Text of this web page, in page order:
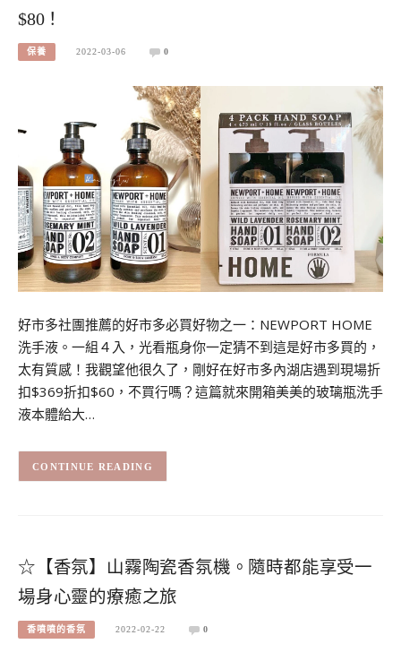
$80！
保養 2022-03-06 0
好市多社團推薦的好市多必買好物之一：NEWPORT HOME
洗手液。一組４入，光看瓶身你一定猜不到這是好市多買的，
太有質感！我觀望他很久了，剛好在好市多內湖店遇到現場折
扣$369折扣$60，不買行嗎？這篇就來開箱美美的玻璃瓶洗手
液本體給大…
CONTINUE READING
☆【香氛】山霧陶瓷香氛機。隨時都能享受一
場身心靈的療癒之旅
香噴噴的香氛 2022-02-22 0